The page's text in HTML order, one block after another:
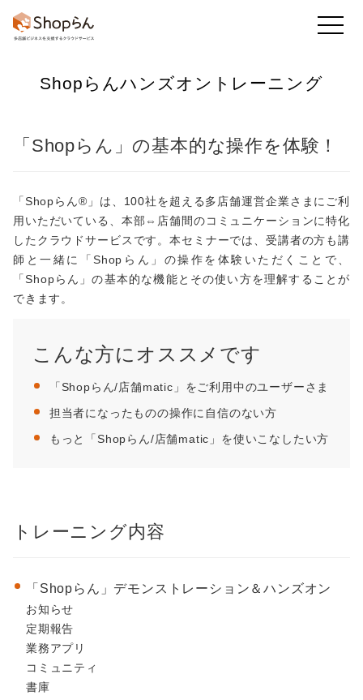
お知らせ 店舗のToDo 回答・アンケート
フレッシュマニュアル
他の機能も
Shopらんハンズオントレーニング
「Shopらん」の基本的な操作を体験！
「Shopらん®」は、100社を超える多店舗運営企業さまにご利
用いただいている、本部⇔店舗間のコミュニケーションに特化
したクラウドサービスです。本セミナーでは、受講者の方も講
師と一緒に「Shopらん」の操作を体験いただくことで、
「Shopらん」の基本的な機能とその使い方を理解することが
できます。
こんな方にオススメです
「Shopらん/店舗matic」をご利用中のユーザーさま
担当者になったものの操作に自信のない方
もっと「Shopらん/店舗matic」を使いこなしたい方
トレーニング内容
「Shopらん」デモンストレーション＆ハンズオン
お知らせ
定期報告
業務アプリ
コミュニティ
書庫